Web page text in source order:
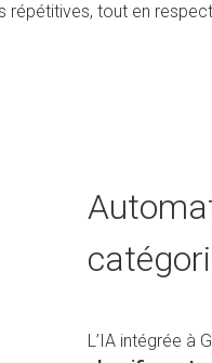
répétitives, tout en
L’IA intégrée à